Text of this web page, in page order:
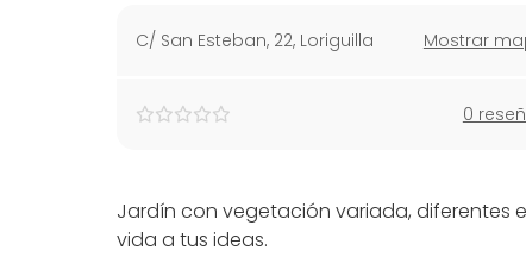
C/ San Esteban, 22, Loriguilla Mostrar
0
Jardín con vegetación variada, diferentes
vida a tus ideas.